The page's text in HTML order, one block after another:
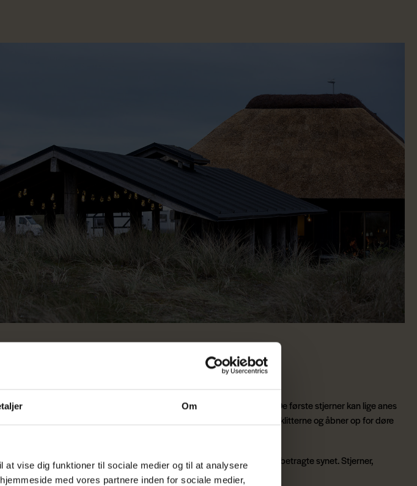
Om
vise dig funktioner til sociale medier og til at analysere
med vores partnere inden for sociale medier,
Life på Vejers Strand
følgende: Du ankommer en lun sommeraften til Vejers Strand Camping. De første stjerner kan lige anes
aftenhimmel. Du parkerer din van i den grønne plantebelægning mellem klitterne og åbner op for døre
fylder bilen, og du tænder lyskæderne og træder væk for at betragte synet. Stjerner,
havblik.